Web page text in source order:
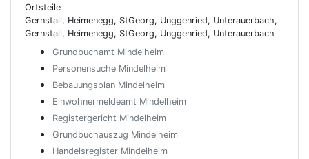
Ortsteile
Gernstall, Heimenegg, StGeorg, Unggenried, Unterauerbach,
Gernstall, Heimenegg, StGeorg, Unggenried, Unterauerbach
Grundbuchamt Mindelheim
Personensuche Mindelheim
Bebauungsplan Mindelheim
Einwohnermeldeamt Mindelheim
Registergericht Mindelheim
Grundbuchauszug Mindelheim
Handelsregister Mindelheim